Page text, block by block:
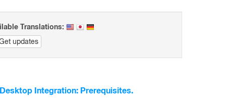
Translations:
updates
Integration: Prerequisites.